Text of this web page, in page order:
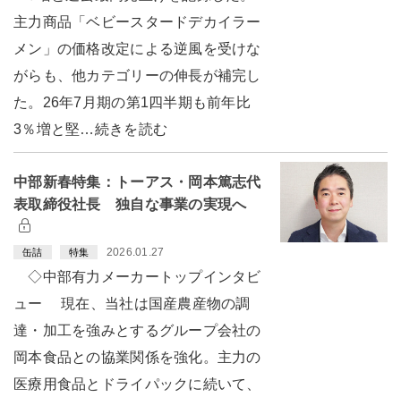
主力商品「ベビースタードデカイラー
メン」の価格改定による逆風を受けな
がらも、他カテゴリーの伸長が補完し
た。26年7月期の第1四半期も前年比
3％増と堅…続きを読む
中部新春特集：トーアス・岡本篤志代
表取締役社長 独自な事業の実現へ
缶詰 特集 2026.01.27
◇中部有力メーカートップインタビ
ュー 現在、当社は国産農産物の調
達・加工を強みとするグループ会社の
岡本食品との協業関係を強化。主力の
医療用食品とドライパックに続いて、